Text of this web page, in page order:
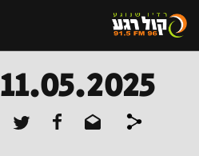
11.05.2025 | בא בביט